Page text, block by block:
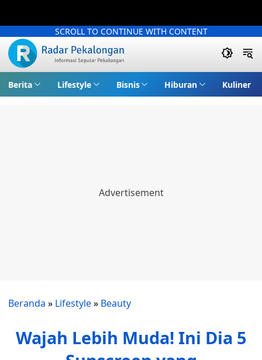
SCROLL TO CONTINUE WITH CONTENT
Berita Lifestyle Bisnis Hiburan Kuliner
Beranda » Lifestyle» Beauty
Wajah Lebih Muda! Ini Dia 5